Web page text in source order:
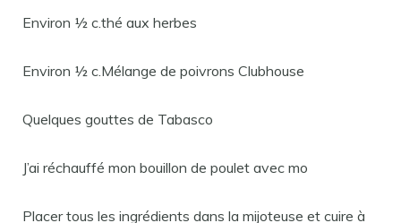
Environ ½ c.thé aux herbes
Environ ½ c.Mélange de poivrons Clubhouse
Quelques gouttes de Tabasco
J’ai réchauffé mon bouillon de poulet avec mo
Placer tous les ingrédients dans la mijoteuse et cuire à